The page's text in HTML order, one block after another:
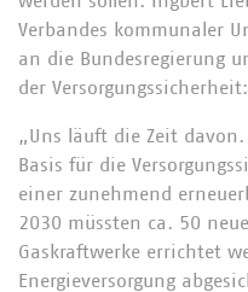
Verbandes kommunaler
an die Bundesregierung
der Versorgungssicherheit:
„Uns läuft die Zeit
Basis für die
einer zunehmend
2030 müssten ca. 50
Gaskraftwerke errichtet
Energieversorgung